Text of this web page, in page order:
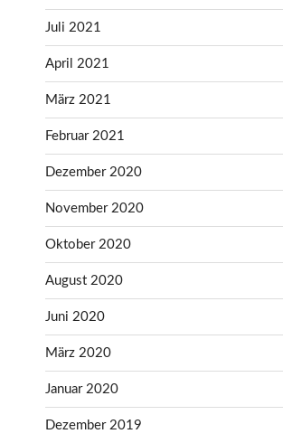
Juli 2021
April 2021
März 2021
Februar 2021
Dezember 2020
November 2020
Oktober 2020
August 2020
Juni 2020
März 2020
Januar 2020
Dezember 2019